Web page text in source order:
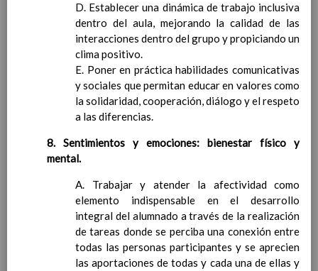
ordinaria para cada alumno/a NEAE
Medidas de atenciÃ³n al alumnado de
altas capacidades (AAC)
Anexos
IntroducciÃ³n
Objetivos de PAD
Actuaciones preventivas
Plan de orientaciÃ³n y acciÃ³n tutorial
alumnado con necesidades educativas
especiales
CoordinaciÃ³n entre los miembros de los eq.
Docentes, tutores/as, asÃ­ como, entre el
profesorado del centro y EOE
Procedimientos y estrategias para facilitar
D. Establecer una dinámica de trabajo inclusiva
dentro del aula, mejorando la calidad de las
interacciones dentro del grupo y propiciando un
clima positivo.
E. Poner en práctica habilidades comunicativas
y sociales que permitan educar en valores como
la solidaridad, cooperación, diálogo y el respeto
a las diferencias.
8. Sentimientos y emociones: bienestar físico y
mental.
A. Trabajar y atender la afectividad como
elemento indispensable en el desarrollo
integral del alumnado a través de la realización
de tareas donde se perciba una conexión entre
todas las personas participantes y se aprecien
las aportaciones de todas y cada una de ellas y